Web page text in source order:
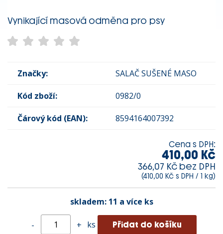
Vynikající masová odměna pro psy
Značky: SALAČ SUŠENÉ MASO
Kód zboží: 0982/0
Čárový kód (EAN): 8594164007392
Cena s DPH:
410,00 Kč
366,07 Kč bez DPH
(410,00 Kč s DPH / 1 kg)
skladem: 11 a více ks
- + ks